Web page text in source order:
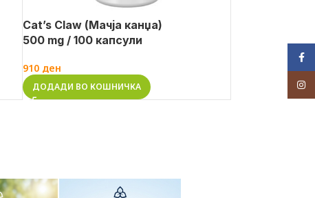
Cat’s Claw (Мачја канџа)
500 mg / 100 капсули
910 ден
ДОДАДИ ВО КОШНИЧКА